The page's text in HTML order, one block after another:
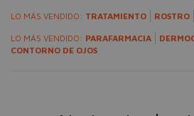
LO MÁS VENDIDO: TRATAMIENTO ROSTRO
LO MÁS VENDIDO: PARAFARMACIA
CONTORNO DE OJOS